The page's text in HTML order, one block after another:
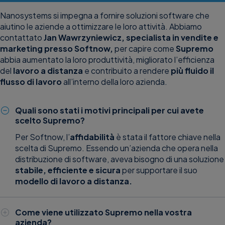
Nanosystems si impegna a fornire soluzioni software che
aiutino le aziende a ottimizzare le loro attività. Abbiamo
contattatoJan Wawrzyniewicz, specialista in vendite e
marketing presso Softnow, per capire come Supremo
abbia aumentato la loro produttività, migliorato l’efficienza
del lavoro a distanza e contribuito a rendere più fluido il
flusso di lavoroall’interno della loro azienda.
Quali sono stati i motivi principali per cui avete
scelto Supremo?
Per Softnow, l’affidabilità è stata il fattore chiave nella
scelta di Supremo. Essendo un’azienda che opera nella
distribuzione di software, aveva bisogno di una soluzione
stabile, efficiente e sicuraper supportare il suo
modello di lavoro a distanza.
Come viene utilizzato Supremo nella vostra
azienda?